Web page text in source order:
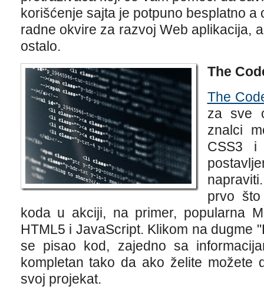
korišćenje sajta je potpuno besplatno
radne okvire za razvoj Web aplikacija,
ostalo.
The
The
za sve
znalci
CSS3 i
prvo
koda u akciji, na primer, popularna
HTML5 i JavaScript. Klikom na dugme
se pisao kod, zajedno sa
kompletan tako da ako želite možete
svoj projekat.